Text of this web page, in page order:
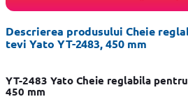
Descrierea produsului Cheie
tevi Yato YT-2483, 450 mm
YT-2483 Yato Cheie reglabila
450 mm